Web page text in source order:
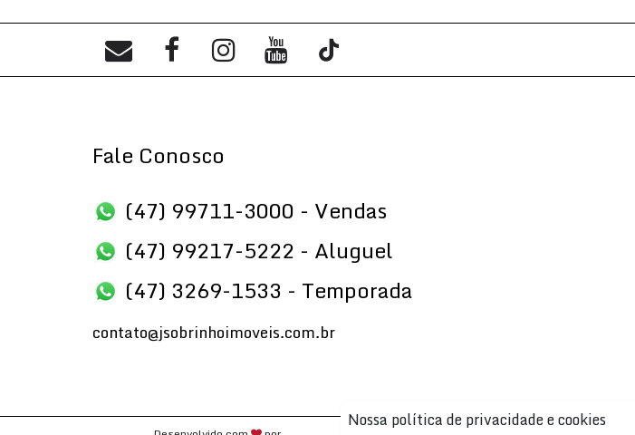
Nossa política de privacidade e cookies
150mDistância do Mar, Útil:182.10m²
Fale Conosco
(47) 99711-3000 - Vendas
(47) 99217-5222 - Aluguel
(47) 3269-1533 - Temporada
contato@jsobrinhoimoveis.com.br